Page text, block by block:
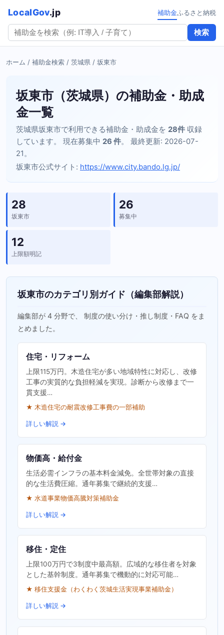
LocalGov.jp
検索
補助金ふるさと納税
ホーム / 補助金検索 / 茨城県 / 坂東市
坂東市（茨城県）の補助金・助成
金一覧
茨城県坂東市で利用できる補助金・助成金を 28件 収録
しています。 現在募集中 26 件。 最終更新: 2026-07-
21。
坂東市公式サイト: https://www.city.bando.lg.jp/
28
坂東市
26
募集中
12
上限額明記
坂東市のカテゴリ別ガイド（編集部解説）
編集部が 4 分野で、 制度の使い分け・推し制度・FAQ をま
とめました。
住宅・リフォーム
上限115万円。木造住宅が多い地域特性に対応し、改修
工事の実質的な負担軽減を実現。診断から改修まで一
貫支援…
★ 木造住宅の耐震改修工事費の一部補助
詳しい解説 →
物価高・給付金
生活必需インフラの基本料金減免。全世帯対象の直接
的な生活費圧縮。通年募集で継続的支援…
★ 水道事業物価高騰対策補助金
詳しい解説 →
移住・定住
上限100万円で3制度中最高額。広域的な移住者を対象
とした基幹制度。通年募集で機動的に対応可能…
★ 移住支援金（わくわく茨城生活実現事業補助金）
詳しい解説 →